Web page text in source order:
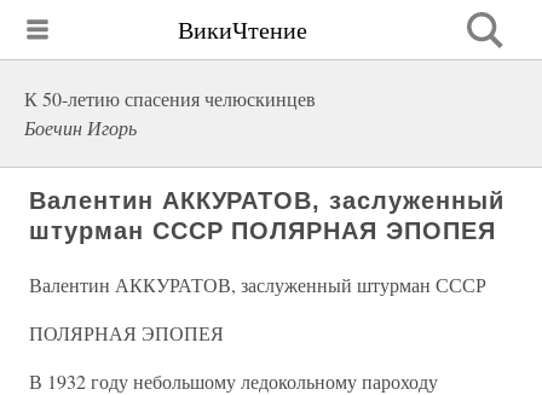
ВикиЧтение
К 50-летию спасения челюскинцев
Боечин Игорь
Валентин АККУРАТОВ, заслуженный
штурман СССР ПОЛЯРНАЯ ЭПОПЕЯ
Валентин АККУРАТОВ, заслуженный штурман СССР
ПОЛЯРНАЯ ЭПОПЕЯ
В 1932 году небольшому ледокольному пароходу